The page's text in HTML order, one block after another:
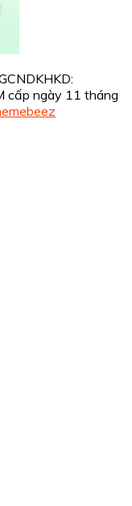
cấp ngày 11 tháng